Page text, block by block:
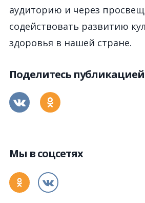
аудиторию и через
содействовать развитию
здоровья в нашей стране.
Поделитесь публикацией
Мы в соцсетях